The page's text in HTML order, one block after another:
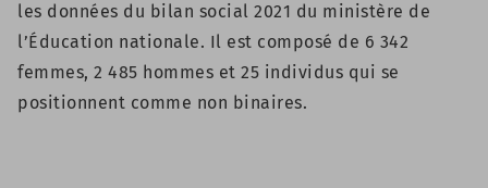
les données du bilan social 2021 du ministère de
l’Éducation nationale. Il est composé de 6 342
femmes, 2 485 hommes et 25 individus qui se
positionnent comme non binaires.